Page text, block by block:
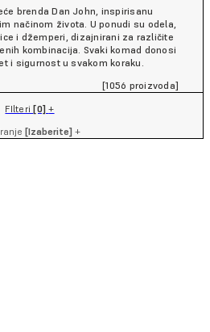
brenda Dan John, inspirisanu
načinom života. U ponudi su odela,
i džemperi, dizajnirani za različite
kombinacija. Svaki komad donosi
i sigurnost u svakom koraku.
[1056 proizvoda]
FIlteri[0]+
[Izaberite] +